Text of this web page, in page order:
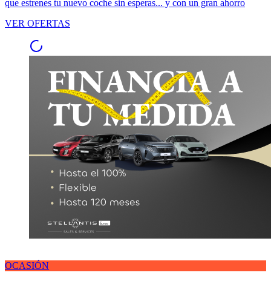
que estrenes tu nuevo coche sin esperas... y con un gran ahorro
VER OFERTAS
OCASIÓN